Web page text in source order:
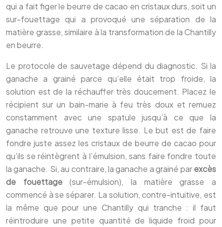
qui a fait figer le beurre de cacao en cristaux durs, soit un
sur-fouettage qui a provoqué une séparation de la
matière grasse, similaire à la transformation de la Chantilly
en beurre.
Le protocole de sauvetage dépend du diagnostic. Si la
ganache a grainé parce qu’elle était trop froide, la
solution est de la réchauffer très doucement. Placez le
récipient sur un bain-marie à feu très doux et remuez
constamment avec une spatule jusqu’à ce que la
ganache retrouve une texture lisse. Le but est de faire
fondre juste assez les cristaux de beurre de cacao pour
qu’ils se réintègrent à l’émulsion, sans faire fondre toute
la ganache. Si, au contraire, la ganache a grainé parexcès
de fouettage(sur-émulsion), la matière grasse a
commencé à se séparer. La solution, contre-intuitive, est
la même que pour une Chantilly qui tranche : il faut
réintroduire une petite quantité de liquide froid pour